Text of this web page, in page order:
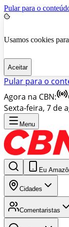
Pular para o
Usamos cookies
Aceitar
Pular para o
Agora na CBN:
Sexta-feira, 7 de
Menu
Eu
Cidades
Comentaristas